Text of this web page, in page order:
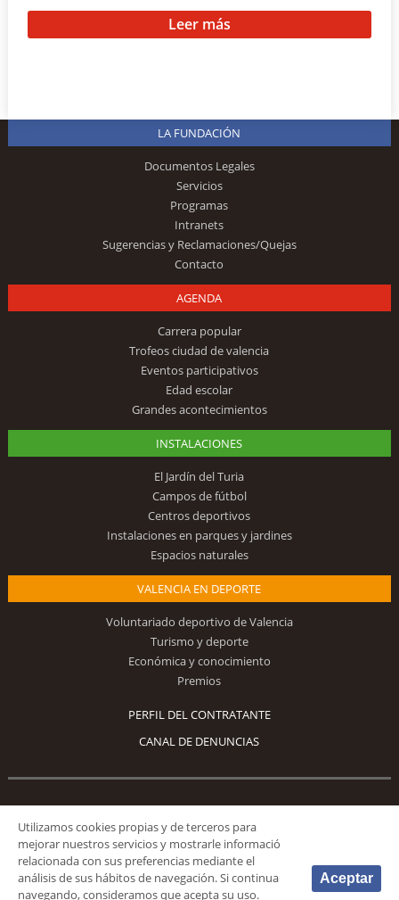
Leer más
LA FUNDACIÓN
Documentos Legales
Servicios
Programas
Intranets
Sugerencias y Reclamaciones/Quejas
Contacto
AGENDA
Carrera popular
Trofeos ciudad de valencia
Eventos participativos
Edad escolar
Grandes acontecimientos
INSTALACIONES
El Jardín del Turia
Campos de fútbol
Centros deportivos
Instalaciones en parques y jardines
Espacios naturales
VALENCIA EN DEPORTE
Voluntariado deportivo de Valencia
Turismo y deporte
Económica y conocimiento
Premios
PERFIL DEL CONTRATANTE
CANAL DE DENUNCIAS
Síguenos
Utilizamos cookies propias y de terceros para
mejorar nuestros servicios y mostrarle informació
relacionada con sus preferencias mediante el
análisis de sus hábitos de navegación. Si continua
navegando, consideramos que acepta su uso.
Aceptar